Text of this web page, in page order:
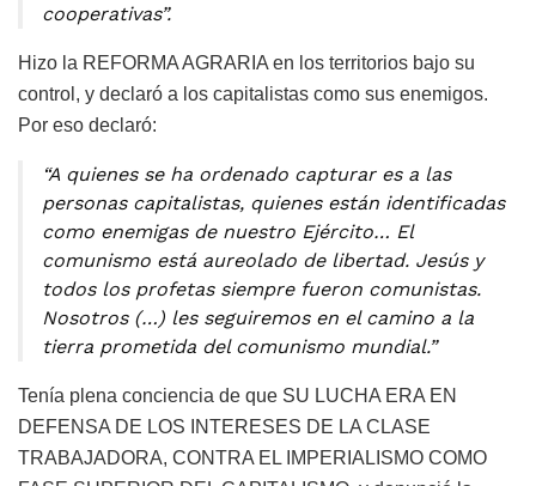
cooperativas”.
Hizo la REFORMA AGRARIA en los territorios bajo su
control, y declaró a los capitalistas como sus enemigos.
Por eso declaró:
“A quienes se ha ordenado capturar es a las
personas capitalistas, quienes están identificadas
como enemigas de nuestro Ejército… El
comunismo está aureolado de libertad. Jesús y
todos los profetas siempre fueron comunistas.
Nosotros (…) les seguiremos en el camino a la
tierra prometida del comunismo mundial.”
Tenía plena conciencia de que SU LUCHA ERA EN
DEFENSA DE LOS INTERESES DE LA CLASE
TRABAJADORA, CONTRA EL IMPERIALISMO COMO